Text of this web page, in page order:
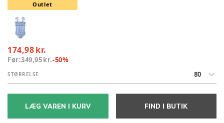
Outlet
174,98 kr.
Før:349,95 kr.-50%
STØRRELSE 80
LÆG VAREN I KURV FIND I BUTIK